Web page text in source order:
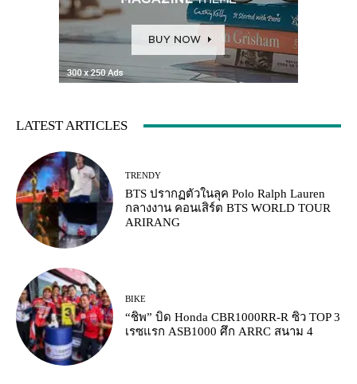
LATEST ARTICLES
TRENDY
BTS ปรากฏตัวในลุค Polo Ralph Lauren
กลางงาน คอนเสิร์ต BTS WORLD TOUR
ARIRANG
BIKE
“ชิพ” บิด Honda CBR1000RR-R ซิว TOP 3
เรซแรก ASB1000 ศึก ARRC สนาม 4